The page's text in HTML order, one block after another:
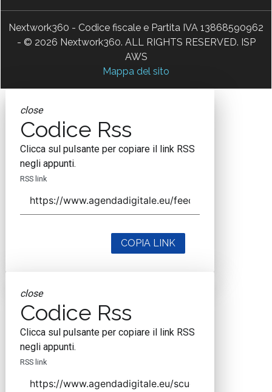
Nextwork360 - Codice fiscale e Partita IVA 13868590962
- © 2026 Nextwork360. ALL RIGHTS RESERVED. ISP
AWS
Mappa del sito
close
Codice Rss
Clicca sul pulsante per copiare il link RSS
negli appunti.
RSS link
COPIA LINK
close
Codice Rss
Clicca sul pulsante per copiare il link RSS
negli appunti.
RSS link